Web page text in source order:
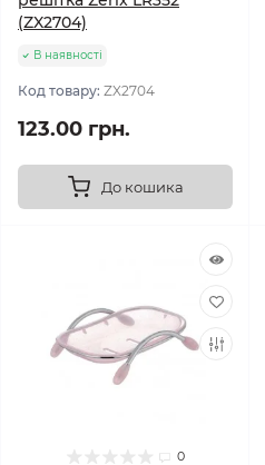
(ZX2704)
В наявності
Код товару: ZX2704
123.00 грн.
До кошика
0